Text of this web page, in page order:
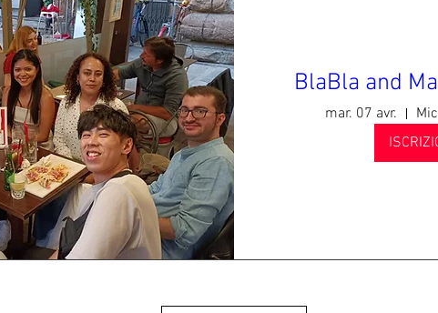
BlaBla and
mar. 07 avr.